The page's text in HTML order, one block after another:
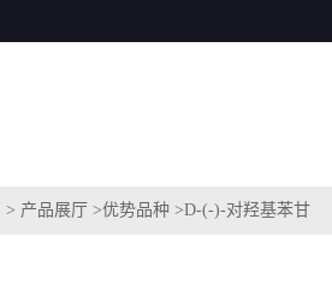
> 产品展厅 >优势品种 >D-(-)-对羟基苯甘